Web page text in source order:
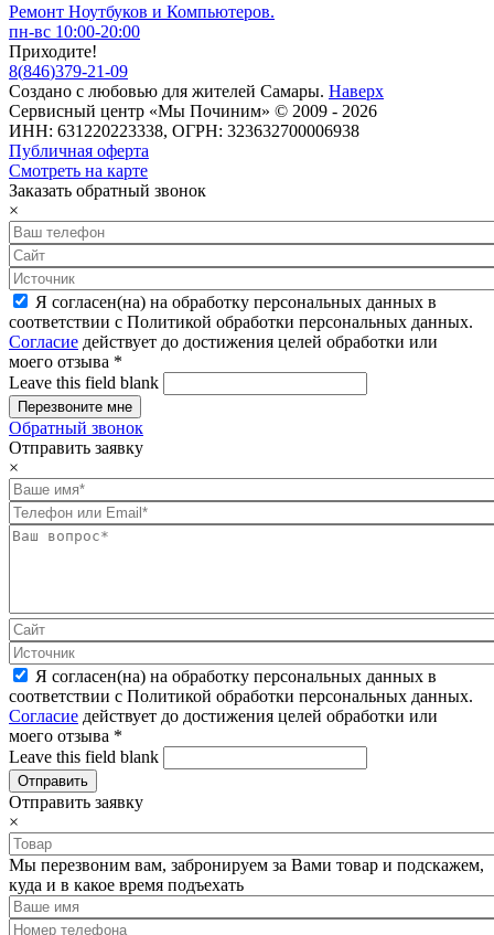
Ремонт Ноутбуков и Компьютеров.
пн-вс 10:00-20:00
Приходите!
8(846)379-21-09
Создано с любовью для жителей Самары. Наверх
Сервисный центр «Мы Починим» © 2009 - 2026
ИНН: 631220223338, ОГРН: 323632700006938
Публичная оферта
Смотреть на карте
Заказать обратный звонок
×
Я согласен(на) на обработку персональных данных в
соответствии с Политикой обработки персональных данных.
Согласие действует до достижения целей обработки или
моего отзыва *
Leave this field blank
Обратный звонок
Отправить заявку
×
Я согласен(на) на обработку персональных данных в
соответствии с Политикой обработки персональных данных.
Согласие действует до достижения целей обработки или
моего отзыва *
Leave this field blank
Отправить заявку
×
Мы перезвоним вам, забронируем за Вами товар и подскажем,
куда и в какое время подъехать